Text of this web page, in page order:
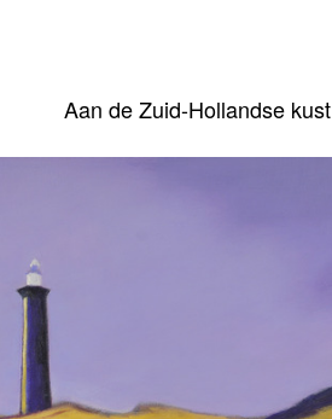
Aan de Zuid-Hollandse kust